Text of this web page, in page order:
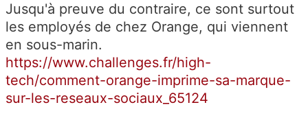
Jusqu'à preuve du contraire, ce sont surtout
les employés de chez Orange, qui viennent
en sous-marin.
https://www.challenges.fr/high-
tech/comment-orange-imprime-sa-marque-
sur-les-reseaux-sociaux_65124